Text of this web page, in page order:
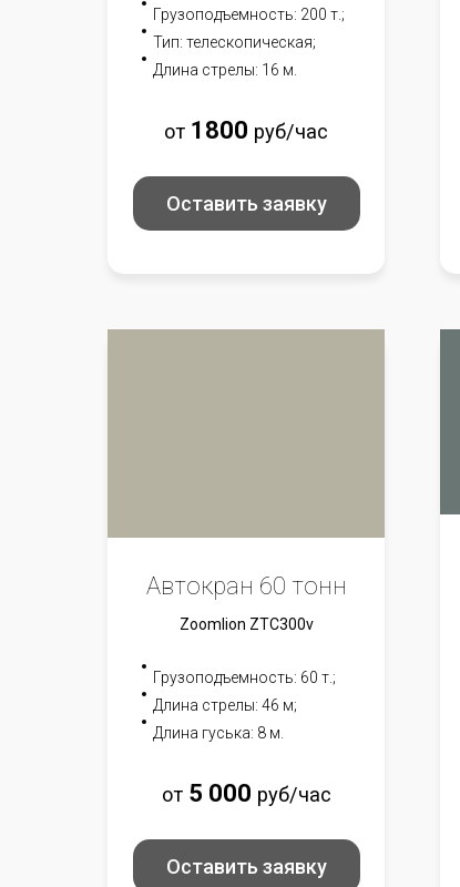
Грузоподъемность: 200 т.;
Тип: телескопическая;
Длина стрелы: 16 м.
от 1800 руб/час
Оставить заявку
Автокран 60 тонн
Zoomlion ZTC300v
Грузоподъемность: 60 т.;
Длина стрелы: 46 м;
Длина гуська: 8 м.
от5 000 руб/час
Оставить заявку